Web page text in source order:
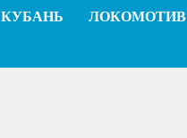
КУБАНЬ ЛОКОМОТИВ